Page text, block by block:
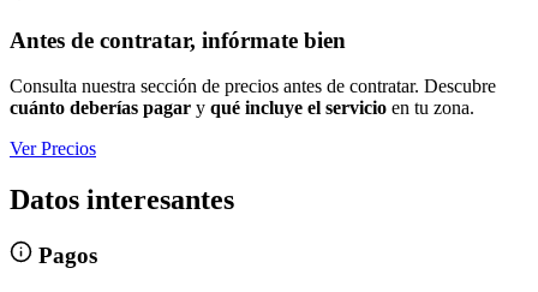
Antes de contratar, infórmate bien
Consulta nuestra sección de precios antes de contratar. Descubre
cuánto deberías pagar y qué incluye el servicio en tu zona.
Ver Precios
Datos interesantes
Pagos